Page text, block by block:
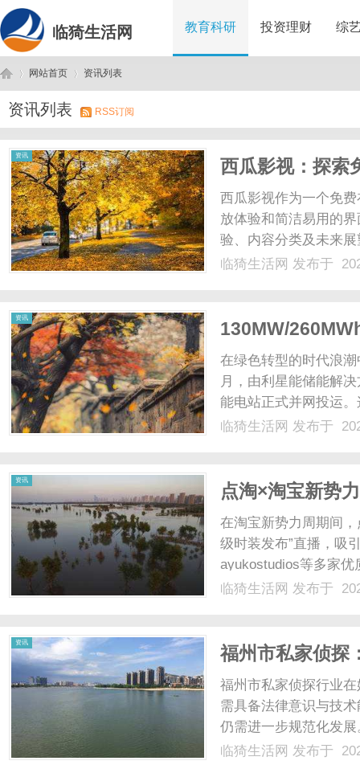
临猗生活网 教育科研 投资理财 综
临 ›
网站首页
›
资讯列表
资讯列表 RSS订阅
资讯
西瓜影视：探索
西瓜影视作为一个免
放体验和简洁易用的
验、内容分类及未来
乐新选择。...
临猗生活网 发布于
资讯
130MW/
钢铁巨头高效转
在绿色转型的时代浪
月，由利星能储能解
能电站正式并网投运
户侧储能项目，更在
临猗生活网 发布于
资讯
点淘×淘宝新势
感”穿搭闭环
在淘宝新势力周期间
级时装发布”直播，吸
ayukostudios等多家
的枢纽，点淘借助平
临猗生活网 发布于
资讯
福州市私家侦探
福州市私家侦探行业
需具备法律意识与技
仍需进一步规范化发
临猗生活网 发布于